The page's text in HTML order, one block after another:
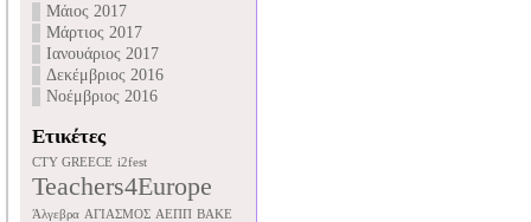
Μάιος 2017
Μάρτιος 2017
Ιανουάριος 2017
Δεκέμβριος 2016
Νοέμβριος 2016
Ετικέτες
CTY GREECE i2fest
Teachers4Europe
Άλγεβρα ΑΓΙΑΣΜΟΣ ΑΕΠΠ ΒΑΚΕ